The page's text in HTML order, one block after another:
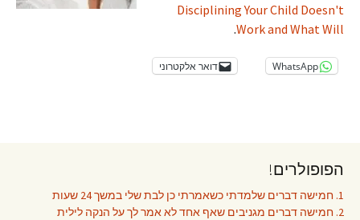
Disciplining Your Child Doesn't
Work and What Will
.
WhatsApp דואר אלקטרוני
הפופולרים!
1. חמישה דברים שלמדתי כשאמרתי כן לבת שלי במשך 24 שעות
2. חמישה דברים מגניבים שאף אחד לא אמר לך על הנקה לילית